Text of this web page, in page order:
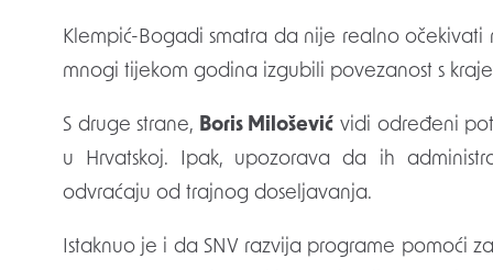
Klempić-Bogadi smatra da nije realno očekivati
mnogi tijekom godina izgubili povezanost s
S druge strane, Boris Milošević vidi određeni
u Hrvatskoj. Ipak, upozorava da ih
odvraćaju od trajnog doseljavanja.
Istaknuo je i da SNV razvija programe pomoći